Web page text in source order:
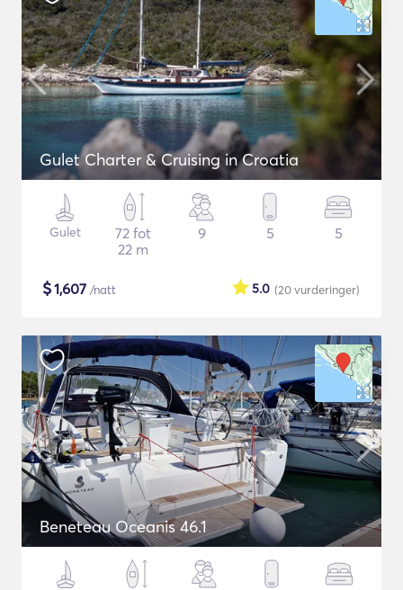
Gulet Charter & Cruising in Croatia
Gulet
72 fot
22 m
9 5 5
$1,607 /natt (20vurderinger)
5.0
Beneteau Oceanis 46.1